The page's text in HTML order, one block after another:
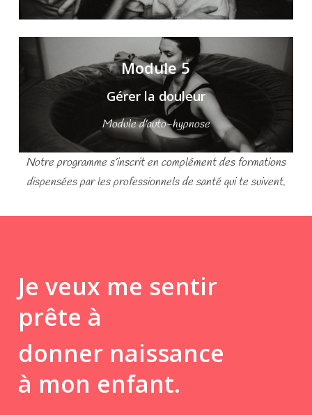
Module 5
Gérer la douleur
Module d’auto-hypnose
Notre programme s’inscrit en complément des formations
dispensées par les professionnels de santé qui te suivent.
Je veux me sentir
prête à
donner naissance
à mon enfant.